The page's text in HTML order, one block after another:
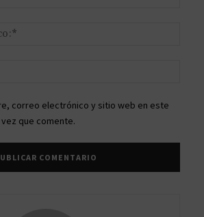
correo electrónico y sitio web en este
que comente.